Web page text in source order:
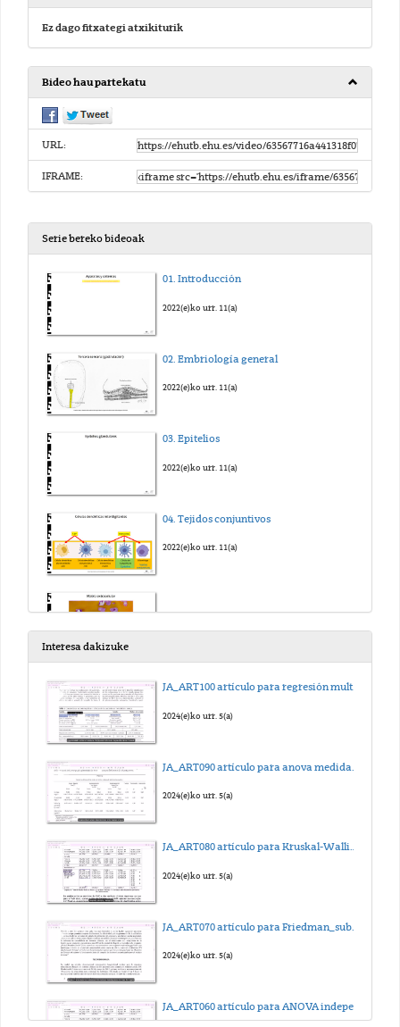
Ez dago fitxategi atxikiturik
Bideo hau partekatu
URL:
IFRAME:
Serie bereko bideoak
01. Introducción
2022(e)ko urr. 11(a)
02. Embriología general
2022(e)ko urr. 11(a)
03. Epitelios
2022(e)ko urr. 11(a)
04. Tejidos conjuntivos
2022(e)ko urr. 11(a)
Interesa dakizuke
JA_ART100 artículo para regresión multilineal_sub_eus
2024(e)ko urr. 5(a)
2024(e)ko urr. 5(a)
JA_ART080 artículo para Kruskal-Wallis_sub_eus
2024(e)ko urr. 5(a)
2024(e)ko urr. 5(a)